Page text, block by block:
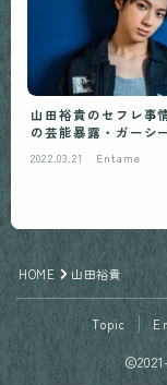
山田裕貴のセフレ事
の芸能暴露・ガーシ
2022.03.21 Entame
HOME 山田裕貴
Topic